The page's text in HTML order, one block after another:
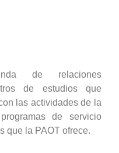
de relaciones
de estudios que
las actividades de la
de servicio
que la PAOT ofrece.